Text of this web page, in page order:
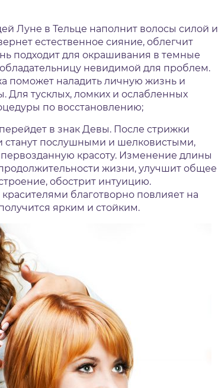
Луне в Тельце наполнит волосы силой и
естественное сияние, облегчит
подходит для окрашивания в темные
невидимой для проблем.
поможет наладить личную жизнь и
Для тусклых, ломких и ослабленных
по восстановлению;
в знак Девы. После стрижки
станут послушными и шелковистыми,
красоту. Изменение длины
жизни, улучшит общее
обострит интуицию.
благотворно повлияет на
ярким и стойким.